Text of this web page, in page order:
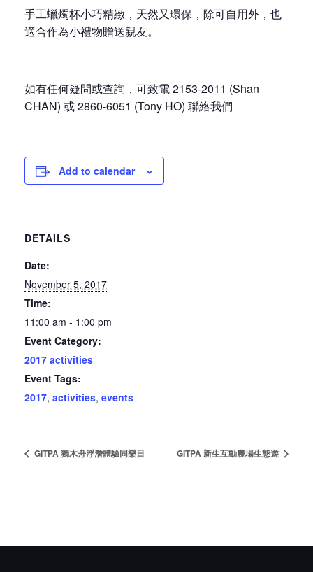
手工蠟燭杯小巧精緻，天然又環保，除可自用外，也
適合作為小禮物贈送親友。
如有任何疑問或查詢，可致電 2153-2011 (Shan
CHAN) 或 2860-6051 (Tony HO) 聯絡我們
Add to calendar
DETAILS
Date:
November 5, 2017
Time:
11:00 am - 1:00 pm
Event Category:
2017 activities
Event Tags:
2017, activities, events
GITPA 獨木舟浮潛體驗同樂日 GITPA 新生互動農場生態遊